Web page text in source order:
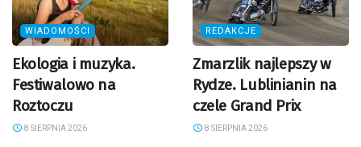
WIADOMOŚCI
Ekologia i muzyka.
Festiwalowo na
Roztoczu
8 SIERPNIA 2026
REDAKCJE
Zmarzlik najlepszy w
Rydze. Lublinianin na
czele Grand Prix
8 SIERPNIA 2026